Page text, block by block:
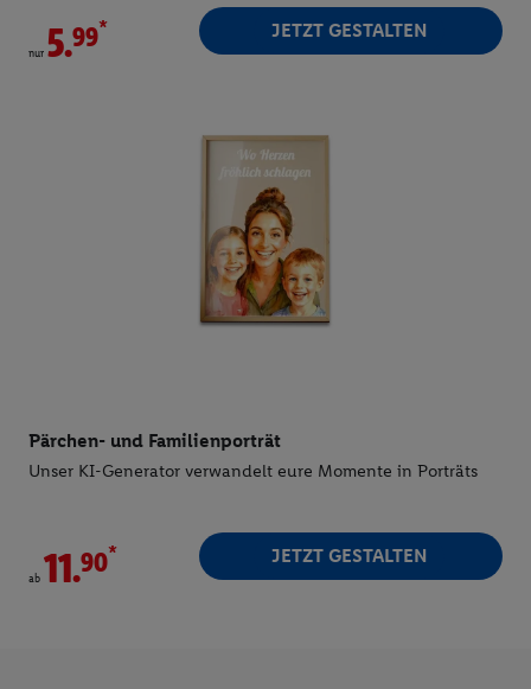
nur 5. * JETZT GESTALTEN
Pärchen- und Familienporträt
Unser KI-Generator verwandelt eure Momente in Porträts
ab 11. * JETZT GESTALTEN